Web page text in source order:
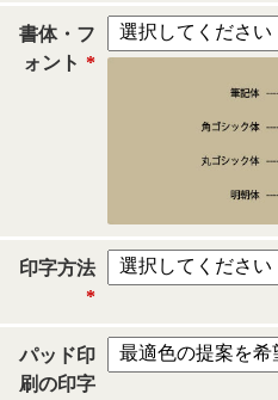
書体・フ
ォント *
印字方法
*
パッド印
刷の印字